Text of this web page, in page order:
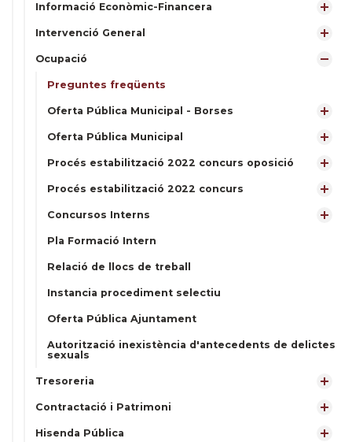
Informació Econòmic-Financera
Intervenció General
Ocupació
Preguntes freqüents
Oferta Pública Municipal - Borses
Oferta Pública Municipal
Procés estabilització 2022 concurs oposició
Procés estabilització 2022 concurs
Concursos Interns
Pla Formació Intern
Relació de llocs de treball
Instancia procediment selectiu
Oferta Pública Ajuntament
Autorització inexistència d'antecedents de delictes
sexuals
Tresoreria
Contractació i Patrimoni
Hisenda Pública